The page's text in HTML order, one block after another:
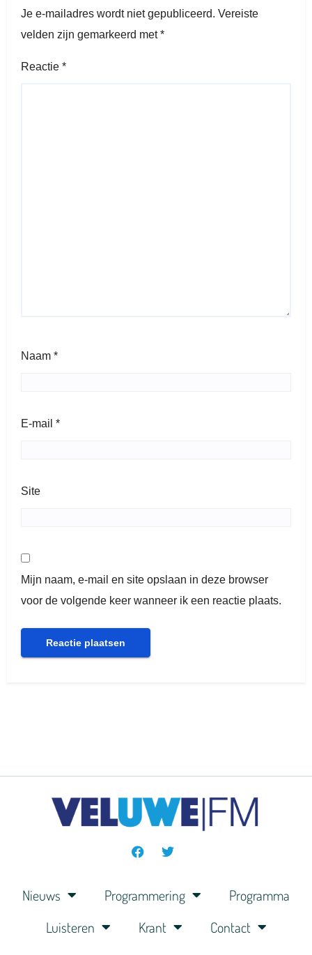
Je e-mailadres wordt niet gepubliceerd. Vereiste
velden zijn gemarkeerd met*
Reactie *
Naam *
E-mail *
Site
Mijn naam, e-mail en site opslaan in deze browser
voor de volgende keer wanneer ik een reactie plaats.
Nieuws Programmering
Programma
Luisteren
Krant Contact